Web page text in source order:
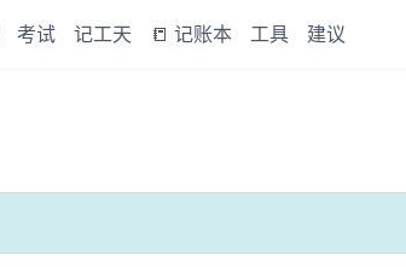
考试 记工天 📒 记账本 工具 建议